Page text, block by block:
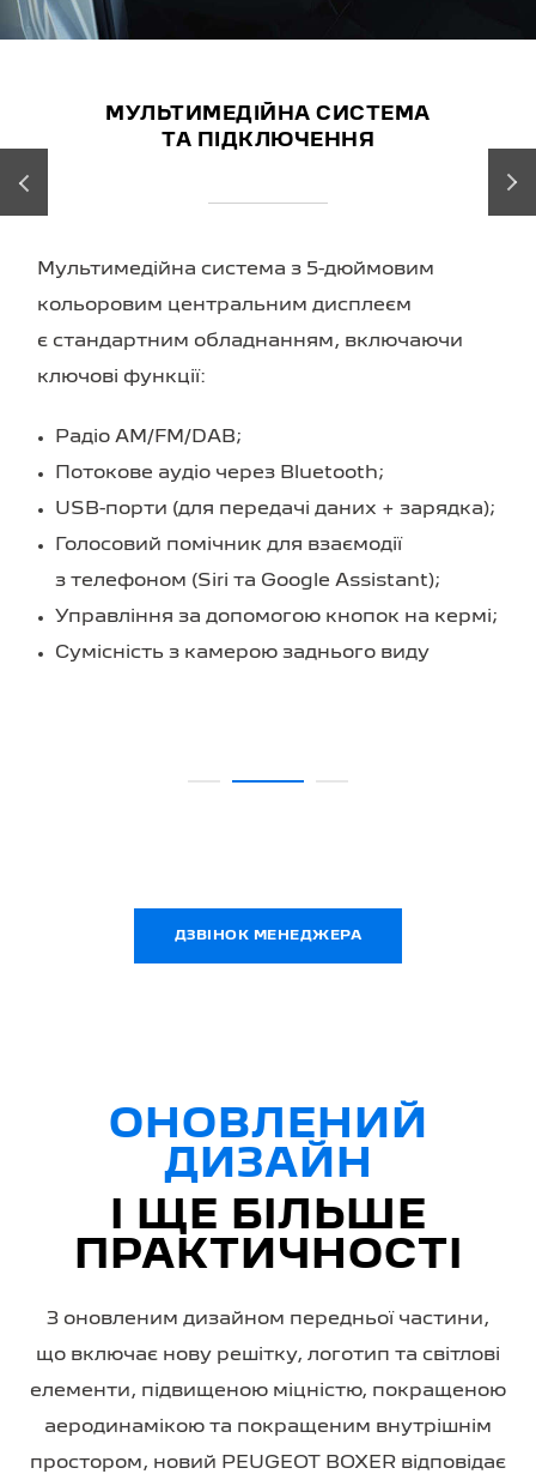
МУЛЬТИМЕДІЙНА СИСТЕМА
ТА ПІДКЛЮЧЕННЯ
Мультимедійна система з 5-дюймовим
кольоровим центральним дисплеєм
є стандартним обладнанням, включаючи
ключові функції:
Радіо AM/FM/DAB;
Потокове аудіо через Bluetooth;
USB-порти (для передачі даних + зарядка);
Голосовий помічник для взаємодії
з телефоном (Siri та Google Assistant);
Управління за допомогою кнопок на кермі;
Сумісність з камерою заднього виду
‹ ›
ДЗВІНОК МЕНЕДЖЕРА
ОНОВЛЕНИЙ
ДИЗАЙН
І ЩЕ БІЛЬШЕ
ПРАКТИЧНОСТІ
З оновленим дизайном передньої частини,
що включає нову решітку, логотип та світлові
елементи, підвищеною міцністю, покращеною
аеродинамікою та покращеним внутрішнім
простором, новий PEUGEOT BOXER відповідає